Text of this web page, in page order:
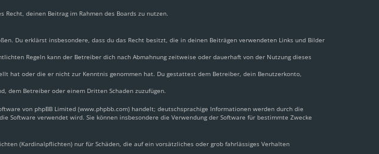
deinen Beitrag im Rahmen des Boards zu nutzen.
Du erklärst insbesondere, dass du das Recht besitzt, die in deinen Beiträgen verwendeten Links und Bilder
Regeln kann der Betreiber dich nach Abmahnung zeitweise oder dauerhaft von der Nutzung dieses
hat oder die er nicht zur Kenntnis genommen hat. Du gestattest dem Betreiber, dein Benutzerkonto,
dem Betreiber oder einem Dritten Schaden zuzufügen.
von phpBB Limited (www.phpbb.com) handelt; deutschsprachige Informationen werden durch die
Software verwendet wird. Sie können insbesondere die Verwendung der Software für bestimmte Zwecke
(Kardinalpflichten) nur für Schäden, die auf ein vorsätzliches oder grob fahrlässiges Verhalten